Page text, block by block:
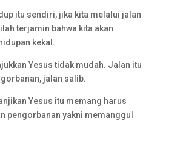
itu sendiri, jika kita melalui jalan
terjamin bahwa kita akan
kekal.
Yesus tidak mudah. Jalan itu
jalan salib.
Yesus itu memang harus
pengorbanan yakni memanggul